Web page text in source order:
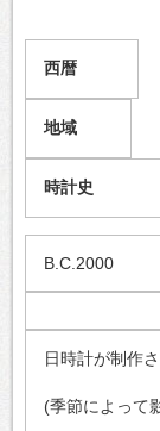
西暦
地域
時計史
B.C.2000
日時計が制作
(季節によって